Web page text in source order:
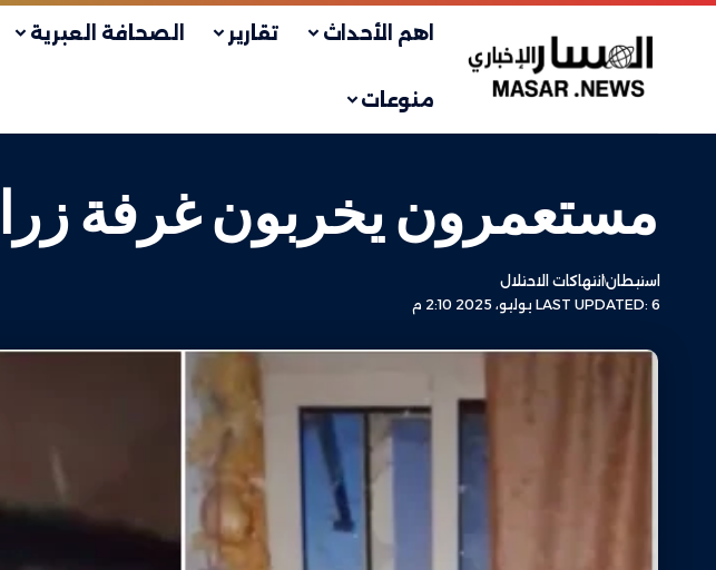
اهم الأحداث تقارير الصحافة العبرية
منوعات
مستعمرون يخربون غرفة
LAST UPDATED: 6 يوليو، 2025 2:10 م
استيطانانتهاكات الاحتلال